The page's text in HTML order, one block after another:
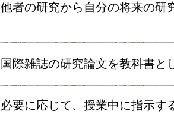
他者の研究から自分の将来の研
国際雑誌の研究論文を教科書と
必要に応じて、授業中に指示す